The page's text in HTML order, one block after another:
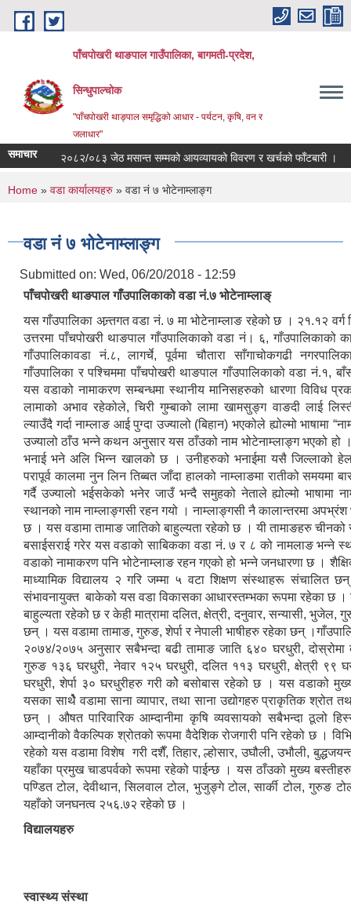
Skip to main content
पाँचपोखरी थाङपाल गाउँपालिका, बागमती-प्रदेश,
सिन्धुपाल्चोक
"पाँचपोखरी थाङ्पाल समृद्धिको आधार - पर्यटन, कृषि, वन र
जलाधार"
समाचार
२०८२/०८३ जेठ मसान्त सम्मको आयव्यायको विवरण र खर्चको फाँटबारी । तेस्रो
You are here
Home » वडा कार्यालयहरु » वडा नं ७ भाेटेनाम्लाङ्ग
वडा नं ७ भाेटेनाम्लाङ्ग
Submitted on: Wed, 06/20/2018 - 12:59
पाँचपोखरी थाङपाल गाँउपालिकाको वडा नं.७ भोटेनाम्लाङ्
यस गाँउपालिका अन्र्तगत वडा नं. ७ मा भोटेनाम्लाङ रहेको छ । २१.१२
उत्तरमा पाँचपोखरी थाङपाल गाँउपालिकाको वडा नं। ६, गाँउपालिकाको
गाँउपालिकावडा नं.८, लागर्चे, पूर्वमा चौतारा साँगाचोकगढी
गाँउपालिका र पश्चिममा पाँचपोखरी थाङपाल गाँउपालिकाको वडा नं.१,
यस वडाको नामाकरण सम्बन्धमा स्थानीय मानिसहरुको धारणा विविध
लामाको अभाव रहेकोले, चिरी गुम्बाको लामा खामसुङ्ग वाङदी लाई
ल्याउँदै गर्दा नाम्लाङ आई पुग्दा उज्यालो (बिहान) भएकोले ह्योल्मो भाषामा
उज्यालो ठाँउ भन्ने कथन अनुसार यस ठाँउको नाम भोटेनाम्लाङ्ग भएको हो
भनाई भने अलि भिन्न खालको छ । उनीहरुको भनाईमा यसै जिल्लाको
परापूर्व कालमा नुन लिन तिब्बत जाँदा हालको नाम्लाङमा रातीको समयमा
गर्दै उज्यालो भईसकेको भनेर जाउँ भन्दै समुहको नेताले ह्योल्मो भाषामा
स्थानको नाम नाम्लाङ्गसी रहन गयो । नाम्लाङ्गसी नै कालान्तरमा अपभ्रंश
छ । यस वडामा तामाङ जातिको बाहुल्यता रहेको छ । यी तामाङहरु
बसाईसराई गरेर यस वडाको साबिकका वडा नं. ७ र ८ को नामलाङ भन्ने
वडाको नामाकरण पनि भोटेनाम्लाङ रहन गएको हो भन्ने जनधारणा छ ।
माध्यामिक विद्यालय २ गरि जम्मा ५ वटा शिक्षण संस्थाहरू संचालित
संभावनायुक्त बाकेको यस वडा विकासका आधारस्तम्भका रूपमा रहेका छ ।
बाहुल्यता रहेको छ र केही मात्रामा दलित, क्षेत्री, दनुवार, सन्यासी, भुजेल,
छन् । यस वडामा तामाङ, गुरुङ, शेर्पा र नेपाली भाषीहरु रहेका छन्
२०७४/२०७५ अनुसार सबैभन्दा बढी तामाङ जाति ६४० घरधुरी,
गुरुङ १३६ घरधुरी, नेवार १२५ घरधुरी, दलित ११३ घरधुरी, क्षेत्री ९९
घरधुरी, शेर्पा ३० घरधुरीहरु गरी कोे बसोबास रहेको छ । यस वडाको
यसका साथैे वडामा साना व्यापार, तथा साना उद्योगहरु प्राकृतिक श्रोत
छन् । औषत पारिवारिक आम्दानीमा कृषि व्यवसायको सबैभन्दा ठूलो
आम्दानीको वैकल्पिक श्रोतको रूपमा वैदेशिक रोजगारी पनि रहेको छ ।
रहेको यस वडामा विशेष गरी दशैँ, तिहार, ल्होसार, उघौली, उभौली,
यहाँका प्रमुख चाडपर्वको रूपमा रहेको पाईन्छ । यस ठाँउको मुख्य
पण्डित टोल, देवीथान, सिलवाल टोल, भुजुङ्गे टोल, सार्की टोल, गुरुङ
यहाँको जनघनत्व २५६.७२ रहेको छ ।
विद्यालयहरु
स्वास्थ्य संस्था